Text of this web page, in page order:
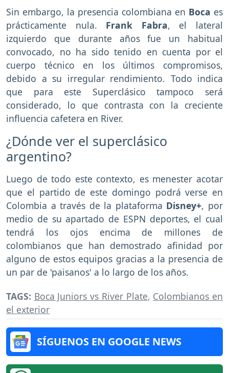
Sin embargo, la presencia colombiana en Boca es
prácticamente nula. Frank Fabra, el lateral
izquierdo que durante años fue un habitual
convocado, no ha sido tenido en cuenta por el
cuerpo técnico en los últimos compromisos,
debido a su irregular rendimiento. Todo indica
que para este Superclásico tampoco será
considerado, lo que contrasta con la creciente
influencia cafetera en River.
¿Dónde ver el superclásico
argentino?
Luego de todo este contexto, es menester acotar
que el partido de este domingo podrá verse en
Colombia a través de la plataforma Disney+, por
medio de su apartado de ESPN deportes, el cual
tendrá los ojos encima de millones de
colombianos que han demostrado afinidad por
alguno de estos equipos gracias a la presencia de
un par de 'paisanos' a lo largo de los años.
TAGS: Boca Juniors vs River Plate, Colombianos en
el exterior
SÍGUENOS EN GOOGLE NEWS